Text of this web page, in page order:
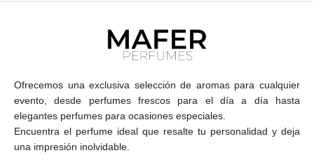
Ofrecemos una exclusiva selección de aromas para cualquier
evento, desde perfumes frescos para el día a día hasta
elegantes perfumes para ocasiones especiales.
Encuentra el perfume ideal que resalte tu personalidad y deja
una impresión inolvidable.